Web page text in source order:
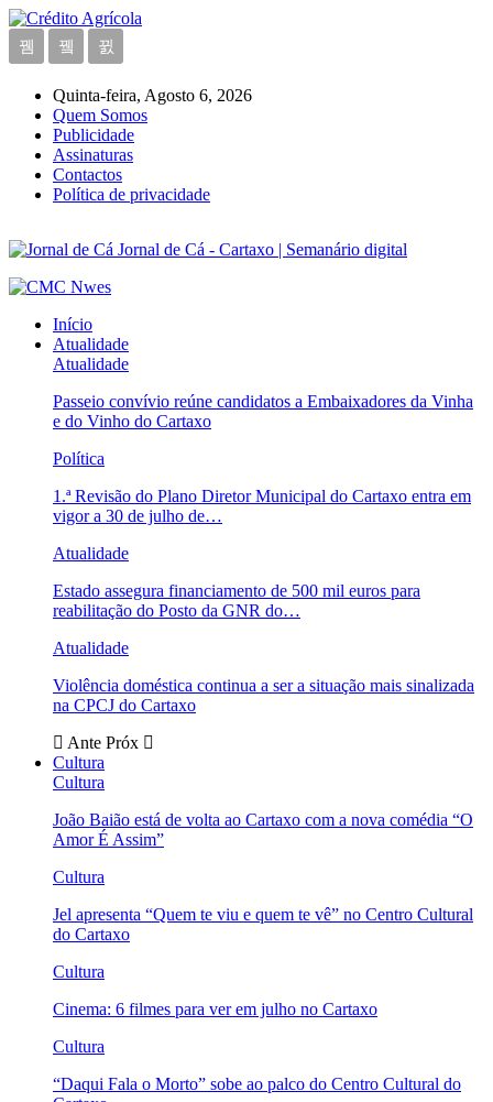
Quinta-feira, Agosto 6, 2026
Quem Somos
Publicidade
Assinaturas
Contactos
Política de privacidade
Jornal de Cá - Cartaxo | Semanário digital
Início
Atualidade
Atualidade
Passeio convívio reúne candidatos a Embaixadores da Vinha
e do Vinho do Cartaxo
Política
1.ª Revisão do Plano Diretor Municipal do Cartaxo entra em
vigor a 30 de julho de…
Atualidade
Estado assegura financiamento de 500 mil euros para
reabilitação do Posto da GNR do…
Atualidade
Violência doméstica continua a ser a situação mais sinalizada
na CPCJ do Cartaxo
Ante Próx
Cultura
Cultura
João Baião está de volta ao Cartaxo com a nova comédia “O
Amor É Assim”
Cultura
Jel apresenta “Quem te viu e quem te vê” no Centro Cultural
do Cartaxo
Cultura
Cinema: 6 filmes para ver em julho no Cartaxo
Cultura
“Daqui Fala o Morto” sobe ao palco do Centro Cultural do